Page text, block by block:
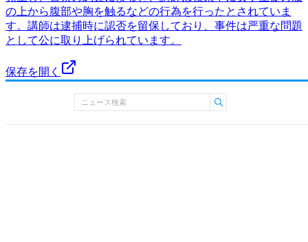
の上から腹部や胸を触るなどの行為を行ったとされていま
す。講師は逮捕時に認否を留保しており、事件は严重な問題
として公に取り上げられています。
保存を開く